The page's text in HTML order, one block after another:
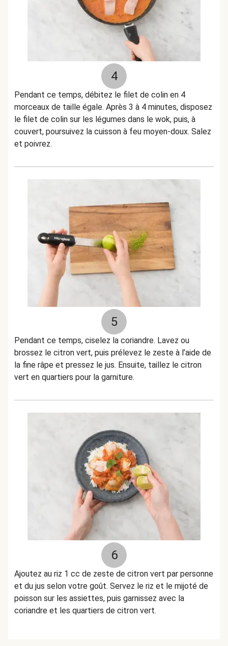
4
Pendant ce temps, débitez le filet de colin en 4
morceaux de taille égale. Après 3 à 4 minutes, disposez
le filet de colin sur les légumes dans le wok, puis, à
couvert, poursuivez la cuisson à feu moyen-doux. Salez
et poivrez.
5
Pendant ce temps, ciselez la coriandre. Lavez ou
brossez le citron vert, puis prélevez le zeste à l’aide de
la fine râpe et pressez le jus. Ensuite, taillez le citron
vert en quartiers pour la garniture.
6
Ajoutez au riz 1 cc de zeste de citron vert par personne
et du jus selon votre goût. Servez le riz et le mijoté de
poisson sur les assiettes, puis garnissez avec la
coriandre et les quartiers de citron vert.